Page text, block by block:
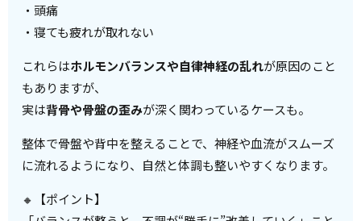
・頭痛
・寝ても疲れが取れない
これらはホルモンバランスや自律神経の乱れが原因のこと
もありますが、
実は背骨や骨盤の歪みが深く関わっているケースも。
整体で骨盤や背中を整えることで、神経や血流がスムーズ
に流れるようになり、自然と体調も整いやすくなります。
🔸【ポイント】